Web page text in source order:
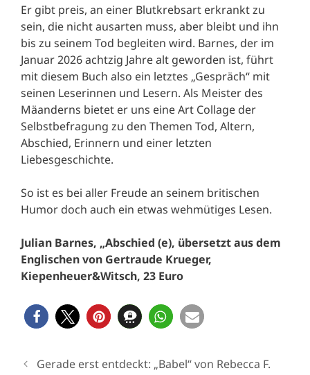
Er gibt preis, an einer Blutkrebsart erkrankt zu
sein, die nicht ausarten muss, aber bleibt und ihn
bis zu seinem Tod begleiten wird. Barnes, der im
Januar 2026 achtzig Jahre alt geworden ist, führt
mit diesem Buch also ein letztes „Gespräch“ mit
seinen Leserinnen und Lesern. Als Meister des
Mäanderns bietet er uns eine Art Collage der
Selbstbefragung zu den Themen Tod, Altern,
Abschied, Erinnern und einer letzten
Liebesgeschichte.
So ist es bei aller Freude an seinem britischen
Humor doch auch ein etwas wehmütiges Lesen.
Julian Barnes, „Abschied (e), übersetzt aus dem
Englischen von Gertraude Krueger,
Kiepenheuer&Witsch, 23 Euro
Gerade erst entdeckt: „Babel“ von Rebecca F.